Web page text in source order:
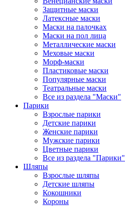
Защитные маски
Латексные маски
Маски на палочках
Маски на пол лица
Металлические маски
Меховые маски
Морф-маски
Пластиковые маски
Популярные маски
Театральные маски
Все из раздела "Маски"
Парики
Взрослые парики
Детские парики
Женские парики
Мужские парики
Цветные парики
Все из раздела "Парики"
Шляпы
Взрослые шляпы
Детские шляпы
Кокошники
Короны